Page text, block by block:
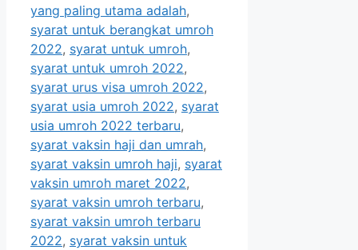
yang paling utama adalah,
syarat untuk berangkat umroh
2022, syarat untuk umroh,
syarat untuk umroh 2022,
syarat urus visa umroh 2022,
syarat usia umroh 2022, syarat
usia umroh 2022 terbaru,
syarat vaksin haji dan umrah,
syarat vaksin umroh haji, syarat
vaksin umroh maret 2022,
syarat vaksin umroh terbaru,
syarat vaksin umroh terbaru
2022, syarat vaksin untuk